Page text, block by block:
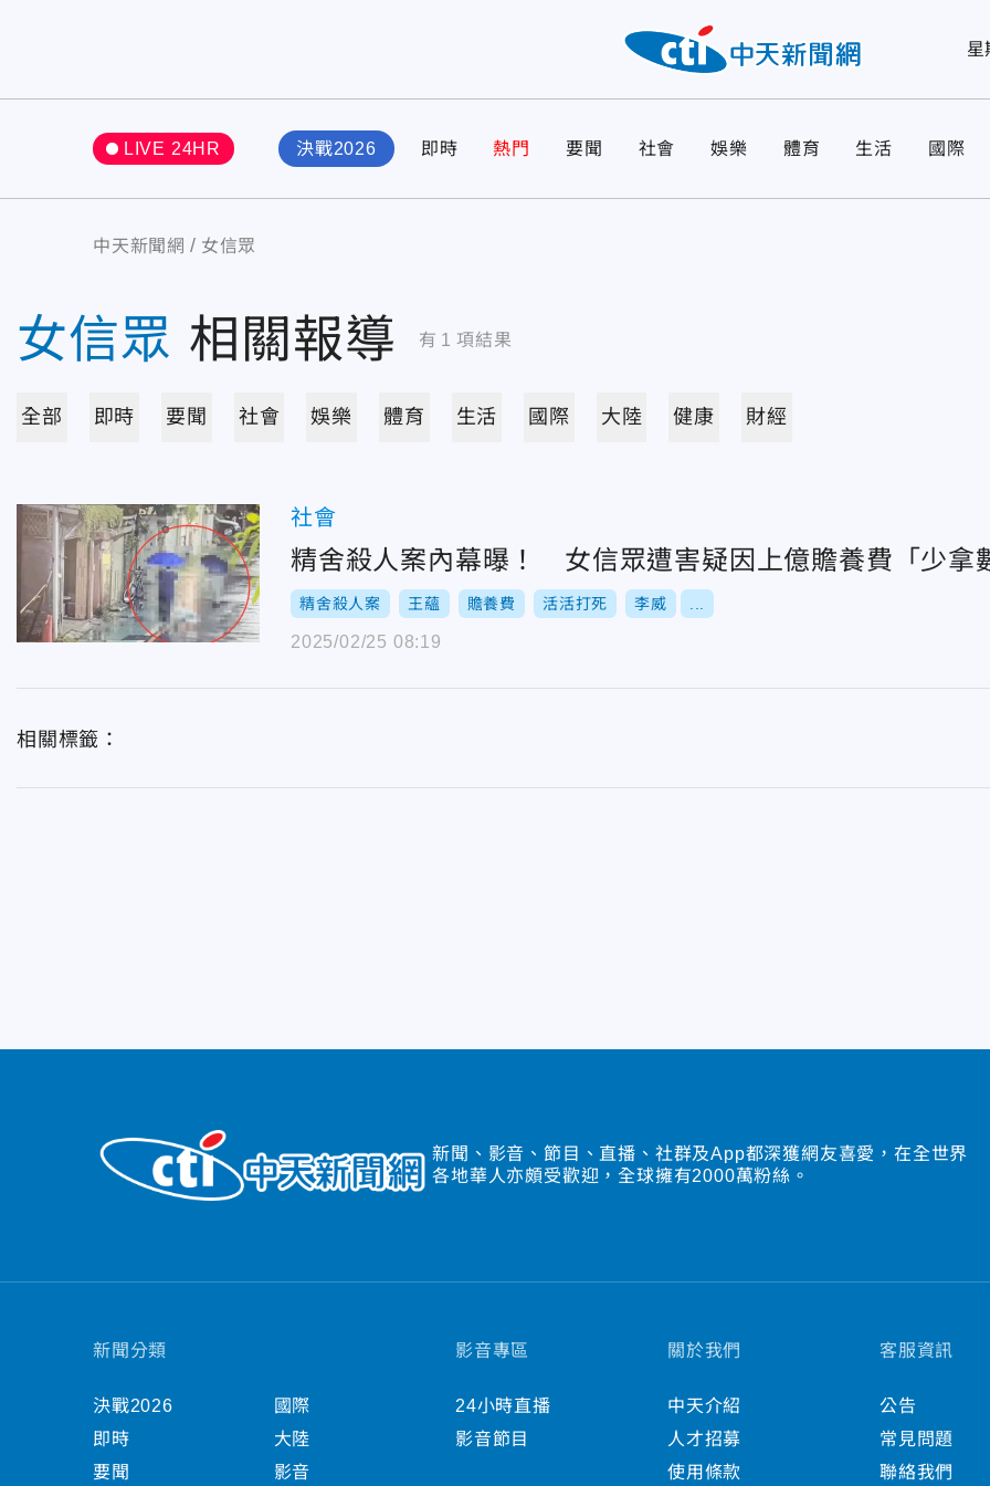
星
LIVE 24HR 決戰2026 即時 熱門 要聞 社會 娛樂 體育 生活 國際
中天新聞網 女信眾
女信眾 相關報導 有 1 項結果
全部 即時 要聞 社會 娛樂 體育 生活 國際 大陸 健康 財經
社會
精舍殺人案內幕曝！ 女信眾遭害疑因上億贍養費「少拿
精舍殺人案 王蘊 贍養費 活活打死 李威
2025/02/25 08:19
相關標籤：
新聞、影音、節目、直播、社群及App都深獲網友喜愛，在全世界
各地華人亦頗受歡迎，全球擁有2000萬粉絲。
新聞分類
決戰2026
即時
要聞
國際
大陸
影音
影音專區
24小時直播
影音節目
關於我們
中天介紹
人才招募
使用條款
客服資訊
公告
常見問題
聯絡我們